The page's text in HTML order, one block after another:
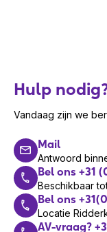
Hulp
Vandaag zijn we
Mail
Antwoord
Bel ons +31
Beschikbaar
Bel ons
Locatie
AV-vraag?